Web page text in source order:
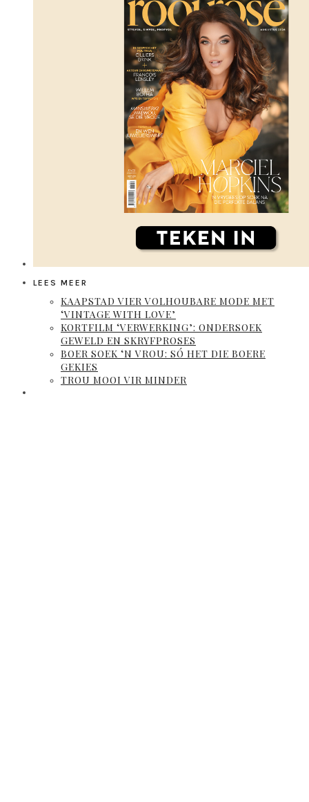
LEES MEER
KAAPSTAD VIER VOLHOUBARE MODE MET
‘VINTAGE WITH LOVE’
KORTFILM ‘VERWERKING’: ONDERSOEK
GEWELD EN SKRYFPROSES
BOER SOEK ‘N VROU: SÓ HET DIE BOERE
GEKIES
TROU MOOI VIR MINDER